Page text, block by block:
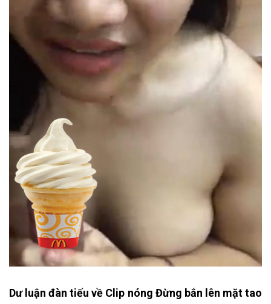
Dư luận đàn tiếu về Clip nóng Đừng bắn lên mặt tao